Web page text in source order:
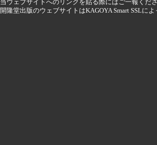
当ウェブサイトへのリンクを貼る際にはご一報くだ
開隆堂出版のウェブサイトはKAGOYA Smart SSLに